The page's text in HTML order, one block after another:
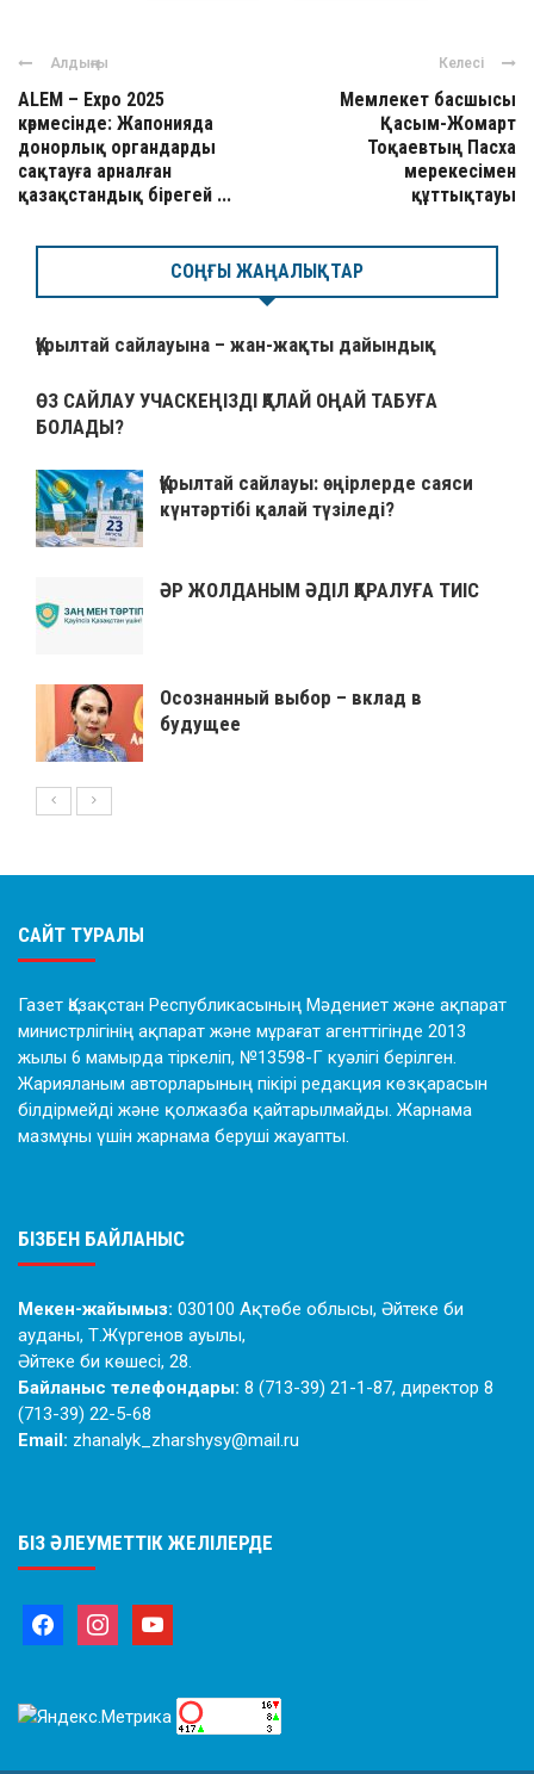
Алдыңғы
ALEM – Expo 2025
көрмесінде: Жапонияда
донорлық органдарды
сақтауға арналған
қазақстандық бірегей ...
Келесі
Мемлекет басшысы
Қасым-Жомарт
Тоқаевтың Пасха
мерекесімен
құттықтауы
СОҢҒЫ ЖАҢАЛЫҚТАР
Құрылтай сайлауына – жан-жақты дайындық
ӨЗ САЙЛАУ УЧАСКЕҢІЗДІ ҚАЛАЙ ОҢАЙ ТАБУҒА
БОЛАДЫ?
Құрылтай сайлауы: өңірлерде саяси
күнтәртібі қалай түзіледі?
ӘР ЖОЛДАНЫМ ӘДІЛ ҚАРАЛУҒА ТИІС
Осознанный выбор – вклад в
будущее
САЙТ ТУРАЛЫ
Газет Қазақстан Республикасының Мәдениет және ақпарат
министрлігінің ақпарат және мұрағат агенттігінде 2013
жылы 6 мамырда тіркеліп, №13598-Г куәлігі берілген.
Жарияланым авторларының пікірі редакция көзқарасын
білдірмейді және қолжазба қайтарылмайды. Жарнама
мазмұны үшін жарнама беруші жауапты.
БІЗБЕН БАЙЛАНЫС
Мекен-жайымыз: 030100 Ақтөбе облысы, Әйтеке би
ауданы, Т.Жүргенов ауылы,
Әйтеке би көшесі, 28.
Байланыс телефондары: 8 (713-39) 21-1-87, директор 8
(713-39) 22-5-68
Email: zhanalyk_zharshysy@mail.ru
БІЗ ӘЛЕУМЕТТІК ЖЕЛІЛЕРДЕ